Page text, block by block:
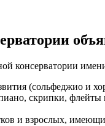
консерватории
(сольфеджио и
скрипки,
и взрослых,